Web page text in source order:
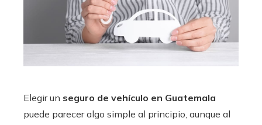
Elegir un seguro de vehículo en Guatemala
puede parecer algo simple al principio, aunque al